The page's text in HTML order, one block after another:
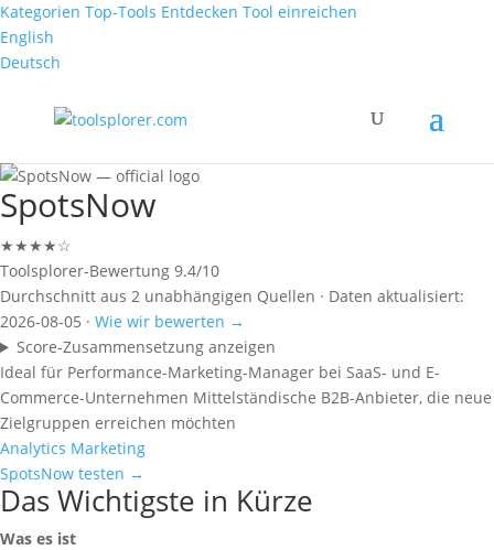
Kategorien Top-Tools Entdecken Tool einreichen
English
Deutsch
SpotsNow
★★★★☆
Toolsplorer-Bewertung 9.4/10
Durchschnitt aus 2 unabhängigen Quellen · Daten aktualisiert:
2026-08-05 · Wie wir bewerten →
Score-Zusammensetzung anzeigen
Ideal für Performance-Marketing-Manager bei SaaS- und E-
Commerce-Unternehmen Mittelständische B2B-Anbieter, die neue
Zielgruppen erreichen möchten
Analytics Marketing
SpotsNow testen →
Das Wichtigste in Kürze
Was es ist